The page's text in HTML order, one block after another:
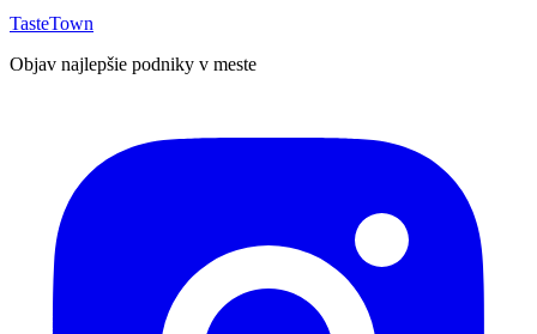
TasteTown
Objav najlepšie podniky v meste